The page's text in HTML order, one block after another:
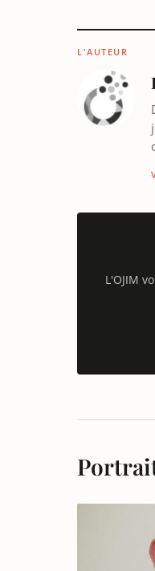
L'AUTEUR
L'OJIM